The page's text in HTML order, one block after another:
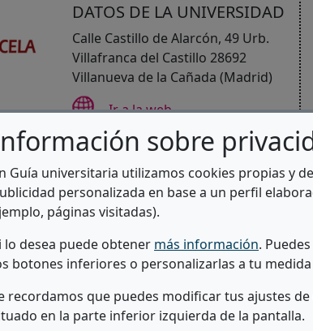
sobre
Guía universitaria utilizamos cookies propias y
personalizada en base a un perfil
páginas visitadas).
lo desea puede obtener más información.
botones inferiores o personalizarlas a tu
recordamos que puedes modificar tus ajustes
en la parte inferior izquierda de la pantalla.
DATOS DE LA UNIVERSIDAD
Calle Castillo de Alarcón, 49 Urb.
Villafranca del Castillo 28692
Villanueva de la Cañada (Madrid)
Ir a la web(Abre en nueva
Ir al plan de estudios(Abre en
Ver Campus(abre en ventana
EN EL ACCESO A LA
DEPENDENCIAS UNIVERSITARIAS